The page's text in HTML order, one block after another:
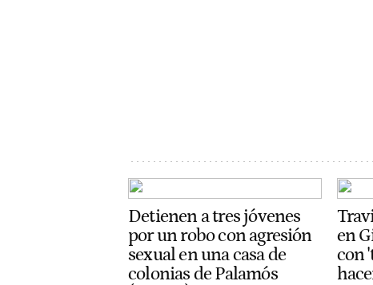
Detienen a tres jóvenes
por un robo con agresión
sexual en una casa de
colonias de Palamós
en
con